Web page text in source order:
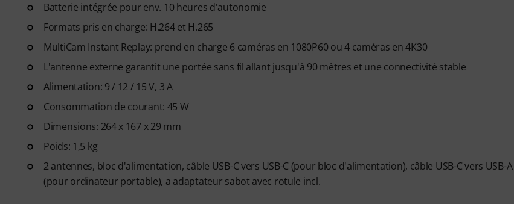
Batterie intégrée pour env. 10 heures d'autonomie
Formats pris en charge: H.264 et H.265
MultiCam Instant Replay: prend en charge 6 caméras en 1080P60 ou 4 caméras en 4K30
L'antenne externe garantit une portée sans fil allant jusqu'à 90 mètres et une connectivité stable
Alimentation: 9 / 12 / 15 V, 3 A
Consommation de courant: 45 W
Dimensions: 264 x 167 x 29 mm
Poids: 1,5 kg
2 antennes, bloc d'alimentation, câble USB-C vers USB-C (pour bloc d'alimentation), câble USB-C vers USB-A
(pour ordinateur portable), a adaptateur sabot avec rotule incl.